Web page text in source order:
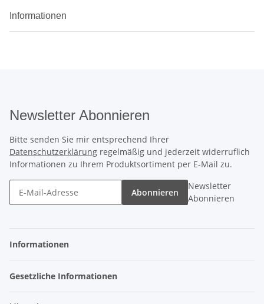
Informationen
Newsletter Abonnieren
Bitte senden Sie mir entsprechend Ihrer
Datenschutzerklärung regelmäßig und jederzeit widerruflich
Informationen zu Ihrem Produktsortiment per E-Mail zu.
Abonnieren
Newsletter
Abonnieren
Informationen
Gesetzliche Informationen